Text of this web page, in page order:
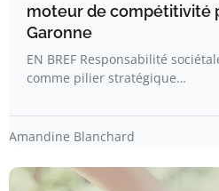
moteur de compétitivité
Garonne
EN BREF Responsabilité
comme pilier stratégique…
Amandine Blanchard